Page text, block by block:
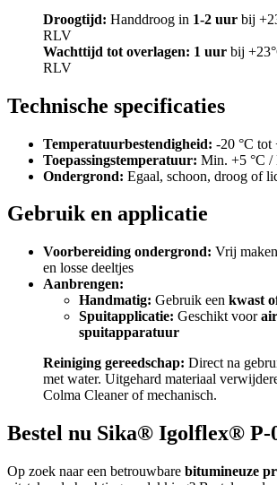
Droogtijd: Handdroog in 1-2 uur bij
RLV
Wachttijd tot overlagen: 1 uur bij
RLV
Technische specificaties
Temperatuurbestendigheid: -20 °C tot
Toepassingstemperatuur: Min. +5 °C /
Ondergrond: Egaal, schoon, droog of
Gebruik en applicatie
Voorbereiding ondergrond: Vrij
en losse deeltjes
Aanbrengen:
Handmatig: Gebruik een kwast
Spuitapplicatie: Geschikt voor
spuitapparatuur
Reiniging gereedschap: Direct na
met water. Uitgehard materiaal
Colma Cleaner of mechanisch.
Bestel nu Sika® Igolflex® P-
Op zoek naar een betrouwbare bitumineuze